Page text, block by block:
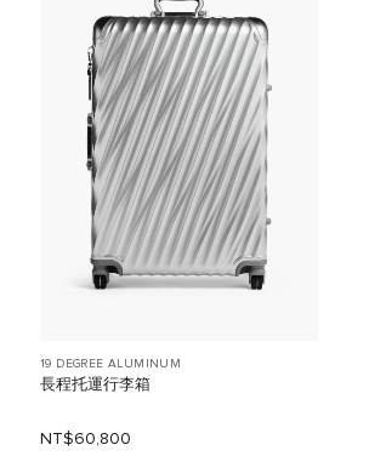
19 DEGREE ALUMINUM
長程托運行李箱
NT$60,800